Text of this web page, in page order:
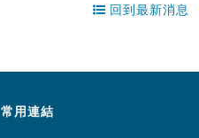
回到最新消息
常用連結